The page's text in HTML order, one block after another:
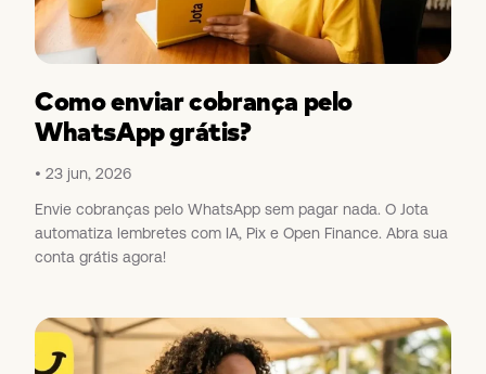
Como enviar cobrança pelo
WhatsApp grátis?
23 jun, 2026
Envie cobranças pelo WhatsApp sem pagar nada. O Jota
automatiza lembretes com IA, Pix e Open Finance. Abra sua
conta grátis agora!